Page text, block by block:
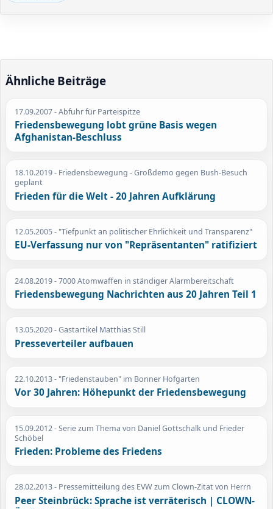
Ähnliche Beiträge
17.09.2007- Abfuhr für Parteispitze
Friedensbewegung lobt grüne Basis wegen
Afghanistan-Beschluss
18.10.2019- Friedensbewegung - Großdemo gegen Bush-Besuch
geplant
Frieden für die Welt - 20 Jahren Aufklärung
12.05.2005- "Tiefpunkt an politischer Ehrlichkeit und Transparenz"
EU-Verfassung nur von "Repräsentanten" ratifiziert
24.08.2019- 7000 Atomwaffen in ständiger Alarmbereitschaft
Friedensbewegung Nachrichten aus 20 Jahren Teil 1
13.05.2020- Gastartikel Matthias Still
Presseverteiler aufbauen
22.10.2013- "Friedenstauben" im Bonner Hofgarten
Vor 30 Jahren: Höhepunkt der Friedensbewegung
15.09.2012- Serie zum Thema von Daniel Gottschalk und Frieder
Schöbel
Frieden: Probleme des Friedens
28.02.2013- Pressemitteilung des EVW zum Clown-Zitat von Herrn
Peer Steinbrück: Sprache ist verräterisch | CLOWN-